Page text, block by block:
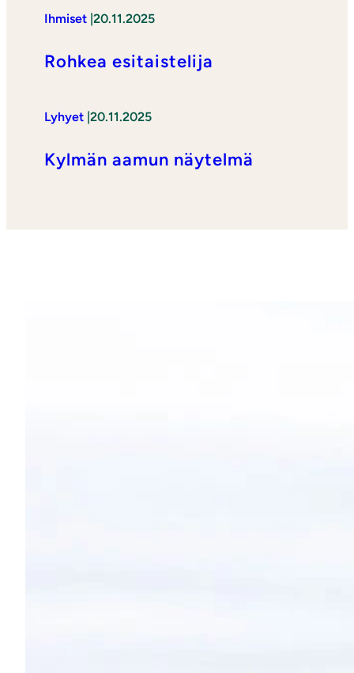
Ihmiset |20.11.2025
Rohkea esitaistelija
Lyhyet |20.11.2025
Kylmän aamun näytelmä